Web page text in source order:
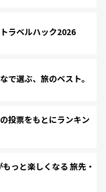
ラベルハック2026
選ぶ、旅のベスト。
投票をもとにランキン
っと楽しくなる 旅先・